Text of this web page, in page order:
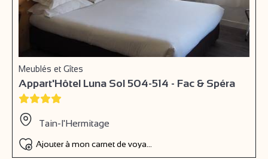
Meublés et Gîtes
Appart'Hôtel Luna Sol 504-514 - Fac & Spéra
Tain-l'Hermitage
Ajouter à mon carnet de voyage